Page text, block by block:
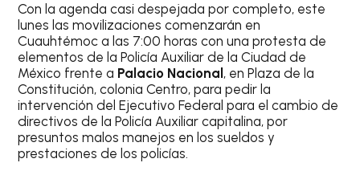
Con la agenda casi despejada por completo, este
lunes las movilizaciones comenzarán en
Cuauhtémoc a las 7:00 horas con una protesta de
elementos de la Policía Auxiliar de la Ciudad de
México frente a Palacio Nacional , en Plaza de la
Constitución, colonia Centro, para pedir la
intervención del Ejecutivo Federal para el cambio de
directivos de la Policía Auxiliar capitalina, por
presuntos malos manejos en los sueldos y
prestaciones de los policías.